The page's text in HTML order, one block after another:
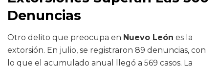
Denuncias
Otro delito que preocupa en Nuevo León es la
extorsión. En julio, se registraron 89 denuncias, con
lo que el acumulado anual llegó a 569 casos. La